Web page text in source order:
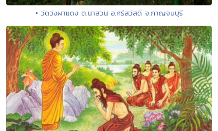
• วัดวังผาแดง ต.นาสวน อ.ศรีสวัสดิ์ จ.กาญจนบุรี